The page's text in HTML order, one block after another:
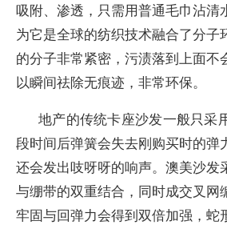
吸附、渗透，只需用普通毛巾沾清
为它是全球的纺织技术融合了分子
的分子非常紧密，污渍落到上面不
以瞬间祛除无痕迹，非常环保。
地产的传统卡座沙发一般只采
段时间后弹簧会失去刚购买时的弹
还会发出吱呀呀的响声。澳美沙发
与绷带的双重结合，同时成交叉网
牢固与回弹力会得到双倍加强，蛇